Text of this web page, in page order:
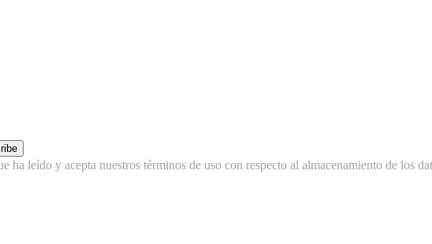
ha leído y acepta nuestros términos de uso con respecto al almacenamiento de los